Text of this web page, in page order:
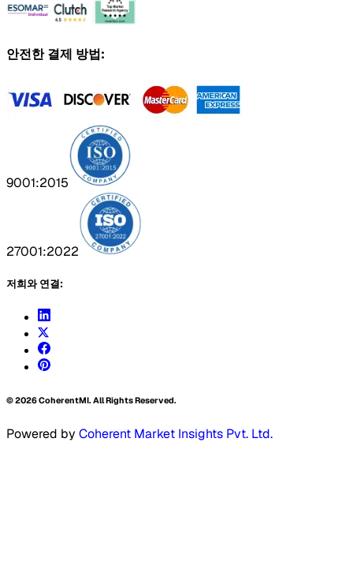
안전한 결제 방법:
9001:2015
27001:2022
저희와 연결:
©2026CoherentMI. All Rights Reserved.
Powered by Coherent Market Insights Pvt. Ltd.